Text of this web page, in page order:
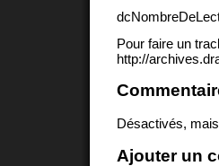
Pour faire un
http://
Désactivés,
Ajouter un